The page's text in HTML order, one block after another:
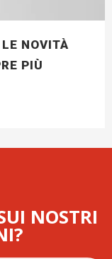
NOVITÀ
PIÙ
NOSTRI